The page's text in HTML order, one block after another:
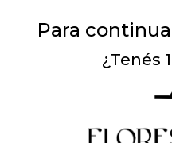
Para
¿Tenés